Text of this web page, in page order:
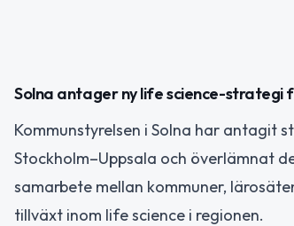
Solna antager ny life science-strategi
Kommunstyrelsen i Solna har antagit
Stockholm–Uppsala och överlämnat
samarbete mellan kommuner,
tillväxt inom life science i regionen.